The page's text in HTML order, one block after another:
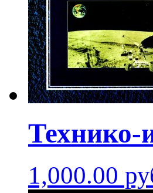
Технико-
1,000.00